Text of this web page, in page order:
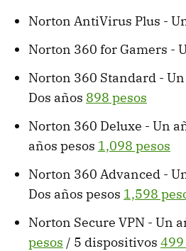
Norton AntiVirus Plus -
Norton 360 for Gamers -
Norton 360 Standard -
Dos años 898 pesos
Norton 360 Deluxe - Un
años pesos 1,098 pesos
Norton 360 Advanced -
Dos años pesos 1,598
Norton Secure VPN - Un
pesos / 5 dispositivos 499